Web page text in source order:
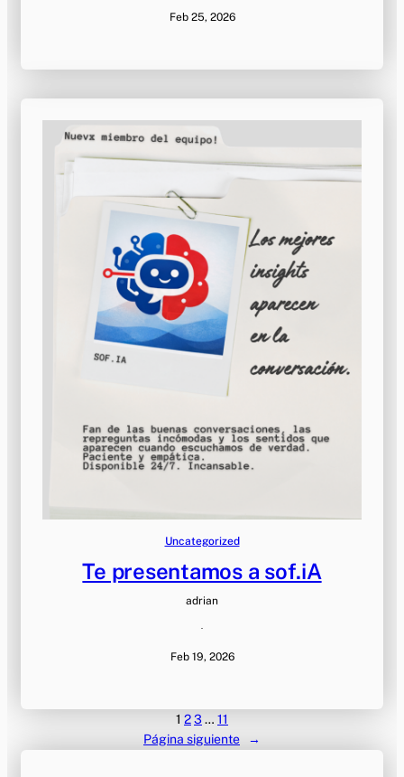
Feb 25, 2026
Uncategorized
Te presentamos a sof.iA
adrian
·
Feb 19, 2026
1 23… 11
Página siguiente
→